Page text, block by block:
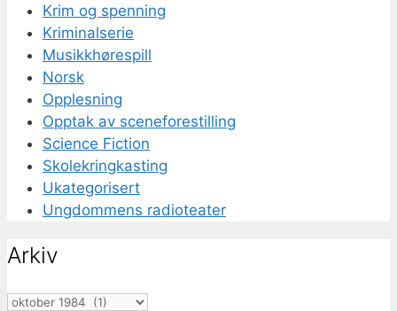
Krim og spenning
Kriminalserie
Musikkhørespill
Norsk
Opplesning
Opptak av sceneforestilling
Science Fiction
Skolekringkasting
Ukategorisert
Ungdommens radioteater
Arkiv
Arkiv